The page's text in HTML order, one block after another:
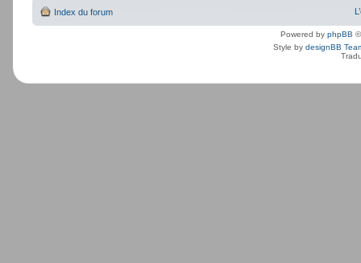
Index du forum
Powered by phpBB
Style by designBB